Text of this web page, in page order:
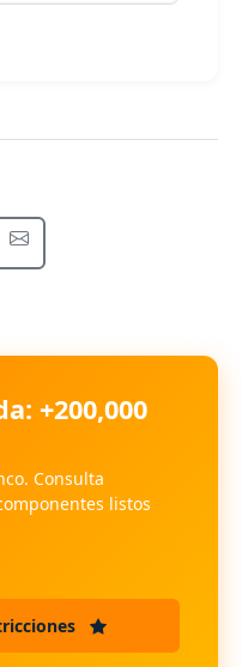
+200,000
Consulta
listos